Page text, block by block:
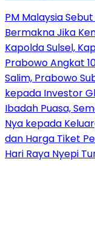
PM Malaysia
Bermakna Jika
Kapolda Sulsel,
Prabowo Angkat
Salim, Prabowo
kepada Investor
Ibadah Puasa,
Nya kepada
dan Harga Tiket
Hari Raya Nyepi